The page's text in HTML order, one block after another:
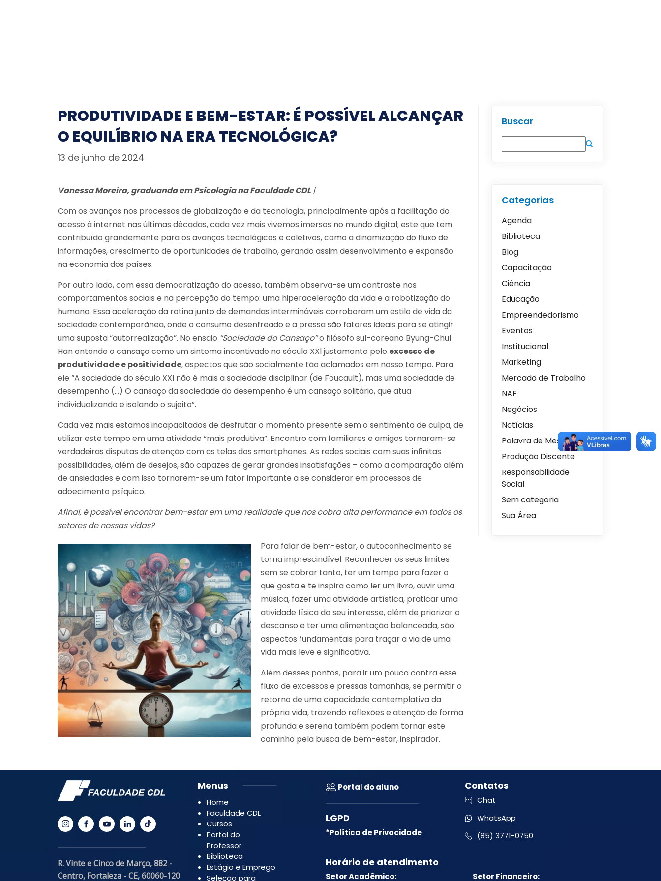
PRODUTIVIDADE E BEM-ESTAR: É POSSÍVEL ALCANÇAR
O EQUILÍBRIO NA ERA TECNOLÓGICA?
13 de junho de 2024
Vanessa Moreira, graduanda em Psicologia na Faculdade CDL |
Com os avanços nos processos de globalização e da tecnologia, principalmente após a facilitação do
acesso à internet nas últimas décadas, cada vez mais vivemos imersos no mundo digital; este que tem
contribuído grandemente para os avanços tecnológicos e coletivos, como a dinamização do fluxo de
informações, crescimento de oportunidades de trabalho, gerando assim desenvolvimento e expansão
na economia dos países.
Por outro lado, com essa democratização do acesso, também observa-se um contraste nos
comportamentos sociais e na percepção do tempo: uma hiperaceleração da vida e a robotização do
humano. Essa aceleração da rotina junto de demandas intermináveis corroboram um estilo de vida da
sociedade contemporânea, onde o consumo desenfreado e a pressa são fatores ideais para se atingir
uma suposta “autorrealização”. No ensaio “Sociedade do Cansaço”o filósofo sul-coreano Byung-Chul
Han entende o cansaço como um sintoma incentivado no século XXl justamente pelo excesso de
produtividade e positividade, aspectos que são socialmente tão aclamados em nosso tempo. Para
ele “A sociedade do século XXI não é mais a sociedade disciplinar (de Foucault), mas uma sociedade de
desempenho (…) O cansaço da sociedade do desempenho é um cansaço solitário, que atua
individualizando e isolando o sujeito”.
Cada vez mais estamos incapacitados de desfrutar o momento presente sem o sentimento de culpa, de
utilizar este tempo em uma atividade “mais produtiva”. Encontro com familiares e amigos tornaram-se
verdadeiras disputas de atenção com as telas dos smartphones. As redes sociais com suas infinitas
possibilidades, além de desejos, são capazes de gerar grandes insatisfações – como a comparação além
de ansiedades e com isso tornarem-se um fator importante a se considerar em processos de
adoecimento psíquico.
Afinal, é possível encontrar bem-estar em uma realidade que nos cobra alta performance em todos os
setores de nossas vidas?
Para falar de bem-estar, o autoconhecimento se
torna imprescindível. Reconhecer os seus limites
sem se cobrar tanto, ter um tempo para fazer o
que gosta e te inspira como ler um livro, ouvir uma
música, fazer uma atividade artística, praticar uma
atividade física do seu interesse, além de priorizar o
descanso e ter uma alimentação balanceada, são
aspectos fundamentais para traçar a via de uma
vida mais leve e significativa.
Além desses pontos, para ir um pouco contra esse
fluxo de excessos e pressas tamanhas, se permitir o
retorno de uma capacidade contemplativa da
própria vida, trazendo reflexões e atenção de forma
profunda e serena também podem tornar este
caminho pela busca de bem-estar, inspirador.
Buscar
Categorias
Agenda
Biblioteca
Blog
Capacitação
Ciência
Educação
Empreendedorismo
Eventos
Institucional
Marketing
Mercado de Trabalho
NAF
Negócios
Notícias
Palavra de Mestre
Produção Discente
Responsabilidade
Social
Sem categoria
Sua Área
R. Vinte e Cinco de Março, 882 -
Centro, Fortaleza - CE, 60060-120
Menus
Home
Faculdade CDL
Cursos
Portal do
Professor
Biblioteca
Estágio e Emprego
Seleção para
Portal do aluno
LGPD
*Política de Privacidade
Contatos
Chat
WhatsApp
(85) 3771-0750
Horário de atendimento
Setor Acadêmico: Setor Financeiro: